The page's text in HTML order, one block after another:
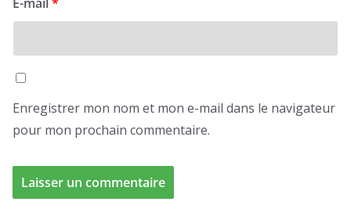
Enregistrer mon nom et mon e-mail dans le navigateur
pour mon prochain commentaire.